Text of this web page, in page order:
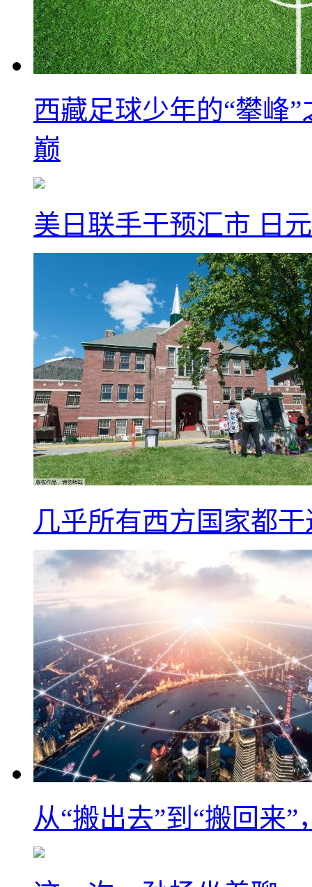
西藏足球少年的“攀峰
巅
美日联手干预汇市 日
几乎所有西方国家都
从“搬出去”到“搬回来